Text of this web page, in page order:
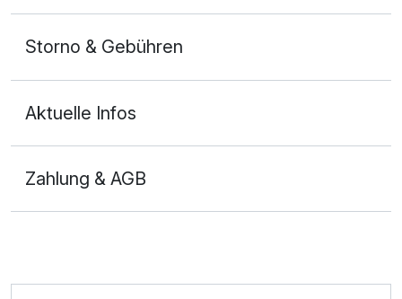
Für 5 Tage p.P. ab254,00 €
Storno & Gebühren
Aktuelle Infos
Zahlung & AGB